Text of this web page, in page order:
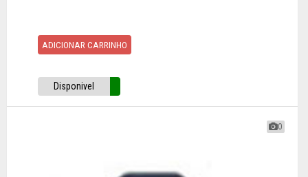
ADICIONAR CARRINHO
Disponivel
0